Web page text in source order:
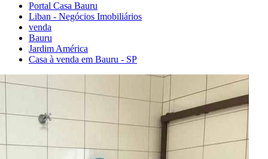
Portal Casa Bauru
Liban - Negócios Imobiliários
venda
Bauru
Jardim América
Casa à venda em Bauru - SP